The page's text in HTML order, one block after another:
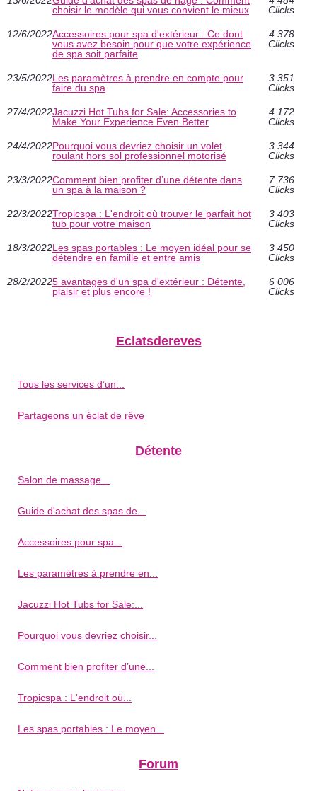
choisir le modèle qui vous convient le mieux
Clicks
12/6/2022Accessoires pour spa d'extérieur : Ce dont
vous avez besoin pour que votre expérience
de spa soit parfaite
4 378
Clicks
23/5/2022Les paramètres à prendre en compte pour
faire du spa
3 351
Clicks
27/4/2022Jacuzzi Hot Tubs for Sale: Accessories to
Make Your Experience Even Better
4 172
Clicks
24/4/2022Pourquoi vous devriez choisir un volet
roulant hors sol professionnel motorisé
3 344
Clicks
23/3/2022Comment bien profiter d’une détente dans
un spa à la maison ?
7 736
Clicks
22/3/2022Tropicspa : L'endroit où trouver le parfait hot
tub pour votre maison
3 403
Clicks
18/3/2022Les spas portables : Le moyen idéal pour se
détendre en famille et entre amis
3 450
Clicks
28/2/20225 avantages d'un spa d'extérieur : Détente,
plaisir et plus encore !
6 006
Clicks
Eclatsdereves
Tous les services d’un...
Partageons un éclat de rêve
Détente
Salon de massage...
Guide d'achat des spas de...
Accessoires pour spa...
Les paramètres à prendre en...
Jacuzzi Hot Tubs for Sale:...
Pourquoi vous devriez choisir...
Comment bien profiter d’une...
Tropicspa : L'endroit où...
Les spas portables : Le moyen...
Forum